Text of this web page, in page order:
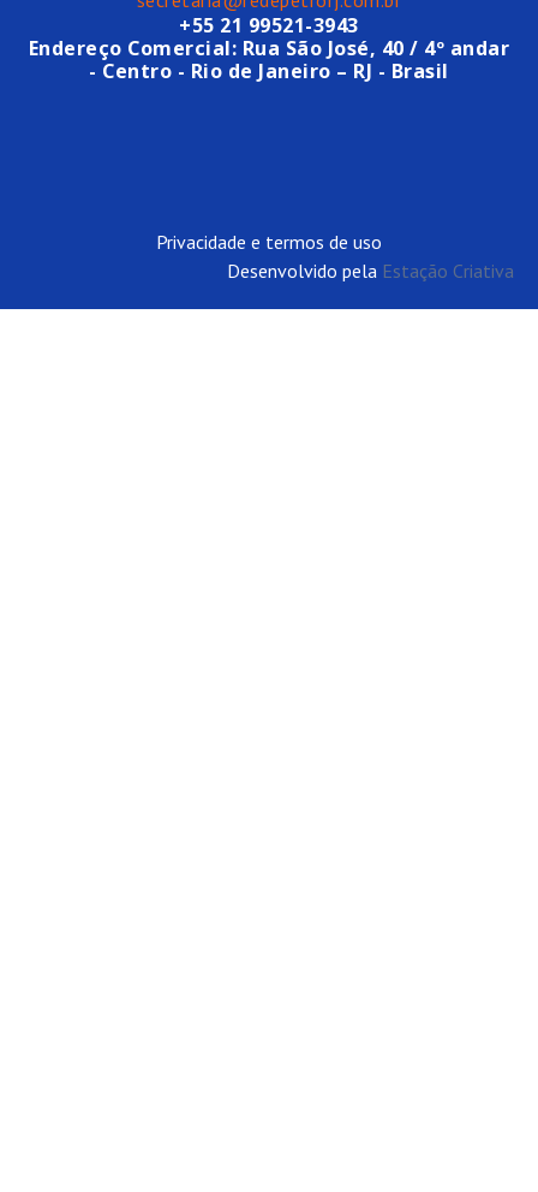
+55 21 99521-3943
Endereço Comercial: Rua São José, 40 / 4º andar
- Centro - Rio de Janeiro – RJ - Brasil
Privacidade e termos de uso
Desenvolvido pela Estação Criativa